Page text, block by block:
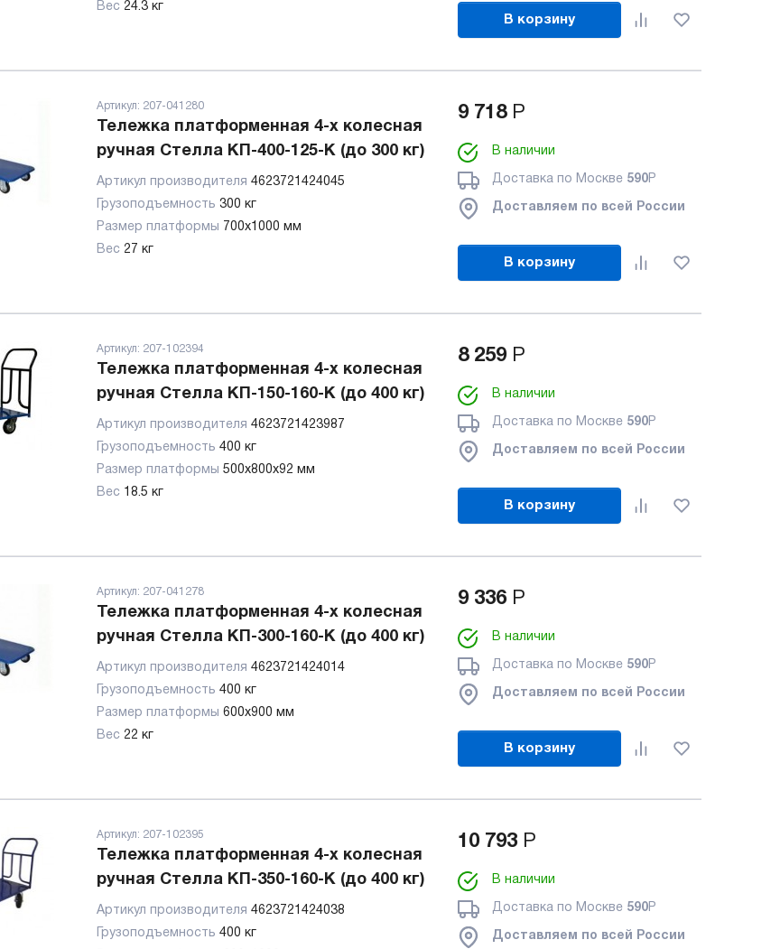
Вес 24.3 кг
В корзину
Артикул: 207-041280
Тележка платформенная 4-х колесная
ручная Стелла КП-400-125-К (до 300 кг)
Артикул производителя 4623721424045
Грузоподъемность 300 кг
Размер платформы 700х1000 мм
Вес 27 кг
9 718 Р
В наличии
Доставка по Москве 590Р
Доставляем по всей России
В корзину
Артикул: 207-102394
Тележка платформенная 4-х колесная
ручная Стелла КП-150-160-К (до 400 кг)
Артикул производителя 4623721423987
Грузоподъемность 400 кг
Размер платформы 500х800х92 мм
Вес 18.5 кг
8 259 Р
В наличии
Доставка по Москве 590Р
Доставляем по всей России
В корзину
Артикул: 207-041278
Тележка платформенная 4-х колесная
ручная Стелла КП-300-160-К (до 400 кг)
Артикул производителя 4623721424014
Грузоподъемность 400 кг
Размер платформы 600х900 мм
Вес 22 кг
9 336 Р
В наличии
Доставка по Москве 590Р
Доставляем по всей России
В корзину
Артикул: 207-102395
Тележка платформенная 4-х колесная
ручная Стелла КП-350-160-К (до 400 кг)
Артикул производителя 4623721424038
Грузоподъемность 400 кг
10 793 Р
В наличии
Доставка по Москве 590Р
Доставляем по всей России